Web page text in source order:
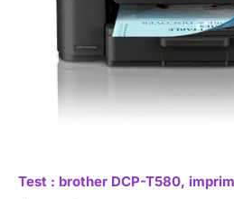
Test : brother DCP-T580,